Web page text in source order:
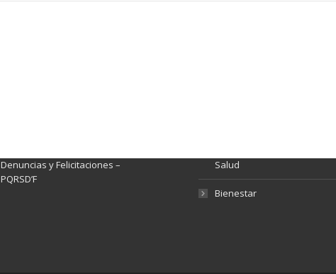
Denuncias y Felicitaciones –
PQRSD’F
Salud
Bienestar